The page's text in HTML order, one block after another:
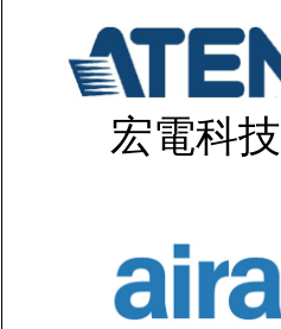
宏電科技